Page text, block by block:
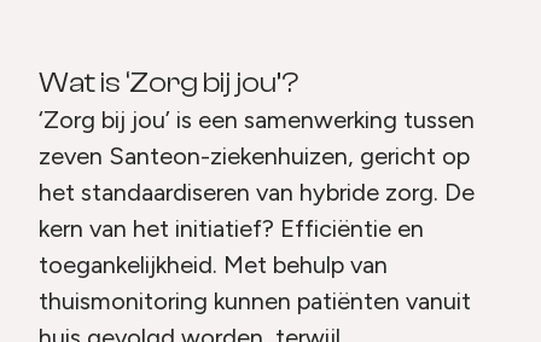
Wat is ‘Zorg bij jou’?
‘Zorg bij jou’ is een samenwerking tussen
zeven Santeon-ziekenhuizen, gericht op
het standaardiseren van hybride zorg. De
kern van het initiatief? Efficiëntie en
toegankelijkheid. Met behulp van
thuismonitoring kunnen patiënten vanuit